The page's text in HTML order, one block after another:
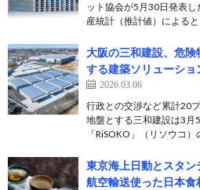
ット協会が5月30日発表
産統計（推計値）による
大阪の三和建設、危険
する建築ソリューショ
2026.03.06
行政との交渉など累計20
地盤とする三和建設は3月
「RiSOKO」（リソウコ
東京海上日動とスタ
航空輸送使った日本